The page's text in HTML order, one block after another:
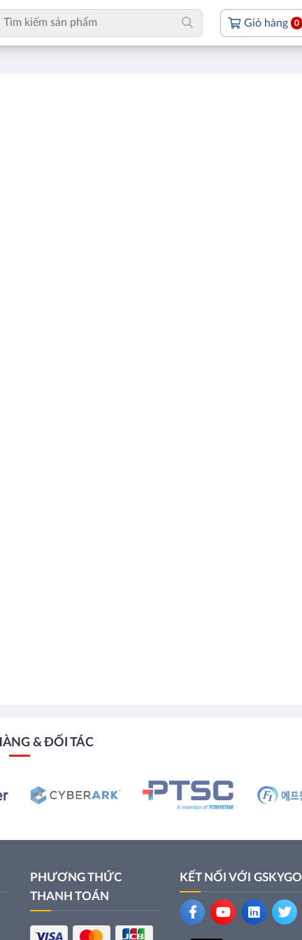
Giỏ hàng 0
& ĐỐI TÁC
PHƯƠNG THỨC
THANH TOÁN
KẾT NỐI VỚI GSKYGO